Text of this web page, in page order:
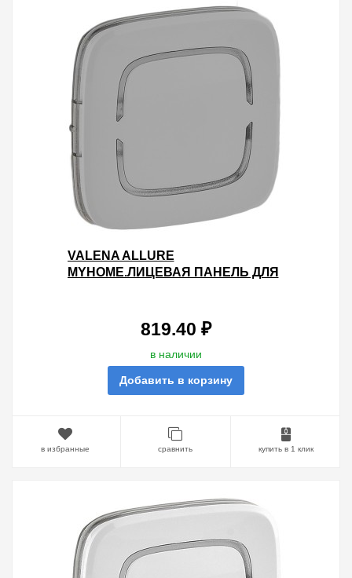
VALENA ALLURE
MYHOME.ЛИЦЕВАЯ ПАНЕЛЬ ДЛЯ
МОДУЛЯ.АЛЮМИНИЙ
819.40 ₽
в наличии
Добавить в корзину
в избранные сравнить купить в 1 клик